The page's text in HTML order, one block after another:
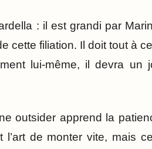
: il est grandi par
cette filiation. Il doit tout à
lui-même, il devra un
outsider apprend la
l’art de monter vite, mais